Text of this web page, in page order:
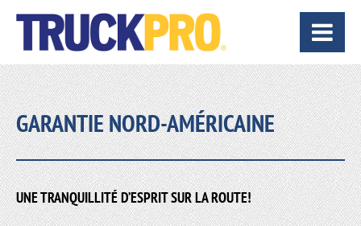
GARANTIE NORD-AMÉRICAINE
UNE TRANQUILLITÉ D’ESPRIT SUR LA ROUTE!